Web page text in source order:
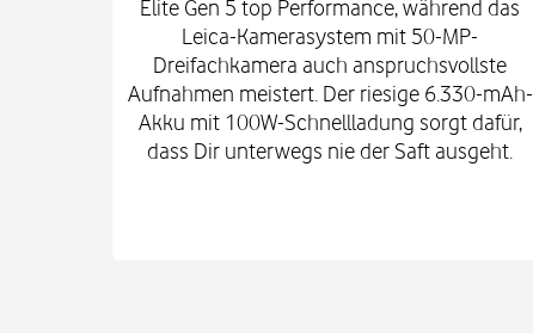
Elite Gen 5 top Performance, während das
Leica-Kamerasystem mit 50-MP-
Dreifachkamera auch anspruchsvollste
Aufnahmen meistert. Der riesige 6.330-mAh-
Akku mit 100W-Schnellladung sorgt dafür,
dass Dir unterwegs nie der Saft ausgeht.